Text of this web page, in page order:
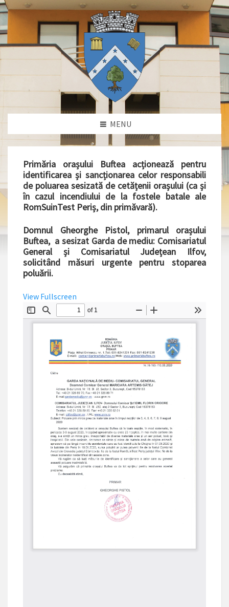
MENU
Primăria orașului Buftea acționează pentru
identificarea și sancționarea celor responsabili
de poluarea sesizată de cetățenii orașului (ca și
în cazul incendiului de la fostele batale ale
RomSuinTest Periș, din primăvară).
Domnul Gheorghe Pistol, primarul orașului
Buftea, a sesizat Garda de mediu: Comisariatul
General și Comisariatul Județean Ilfov,
solicitând măsuri urgente pentru stoparea
poluării.
View Fullscreen